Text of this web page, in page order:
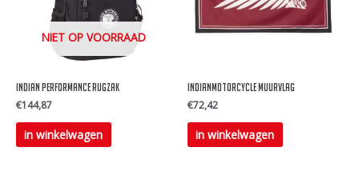
NIET OP VOORRAAD
Indian performance rugzak
€144,87
in winkelwagen
Indianmotorcycle muurvlag
€72,42
in winkelwagen